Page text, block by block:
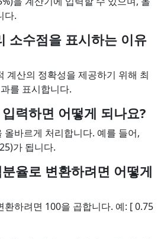
다.
소수점을 표시하는 이유
계산의 정확성을 제공하기 위해 최
를 표시합니다.
력하면 어떻게 되나요?
올바르게 처리합니다. 예를 들어,
가 됩니다.
율로 변환하려면 어떻게
환하려면 100을 곱합니다. 예: [ 0.75